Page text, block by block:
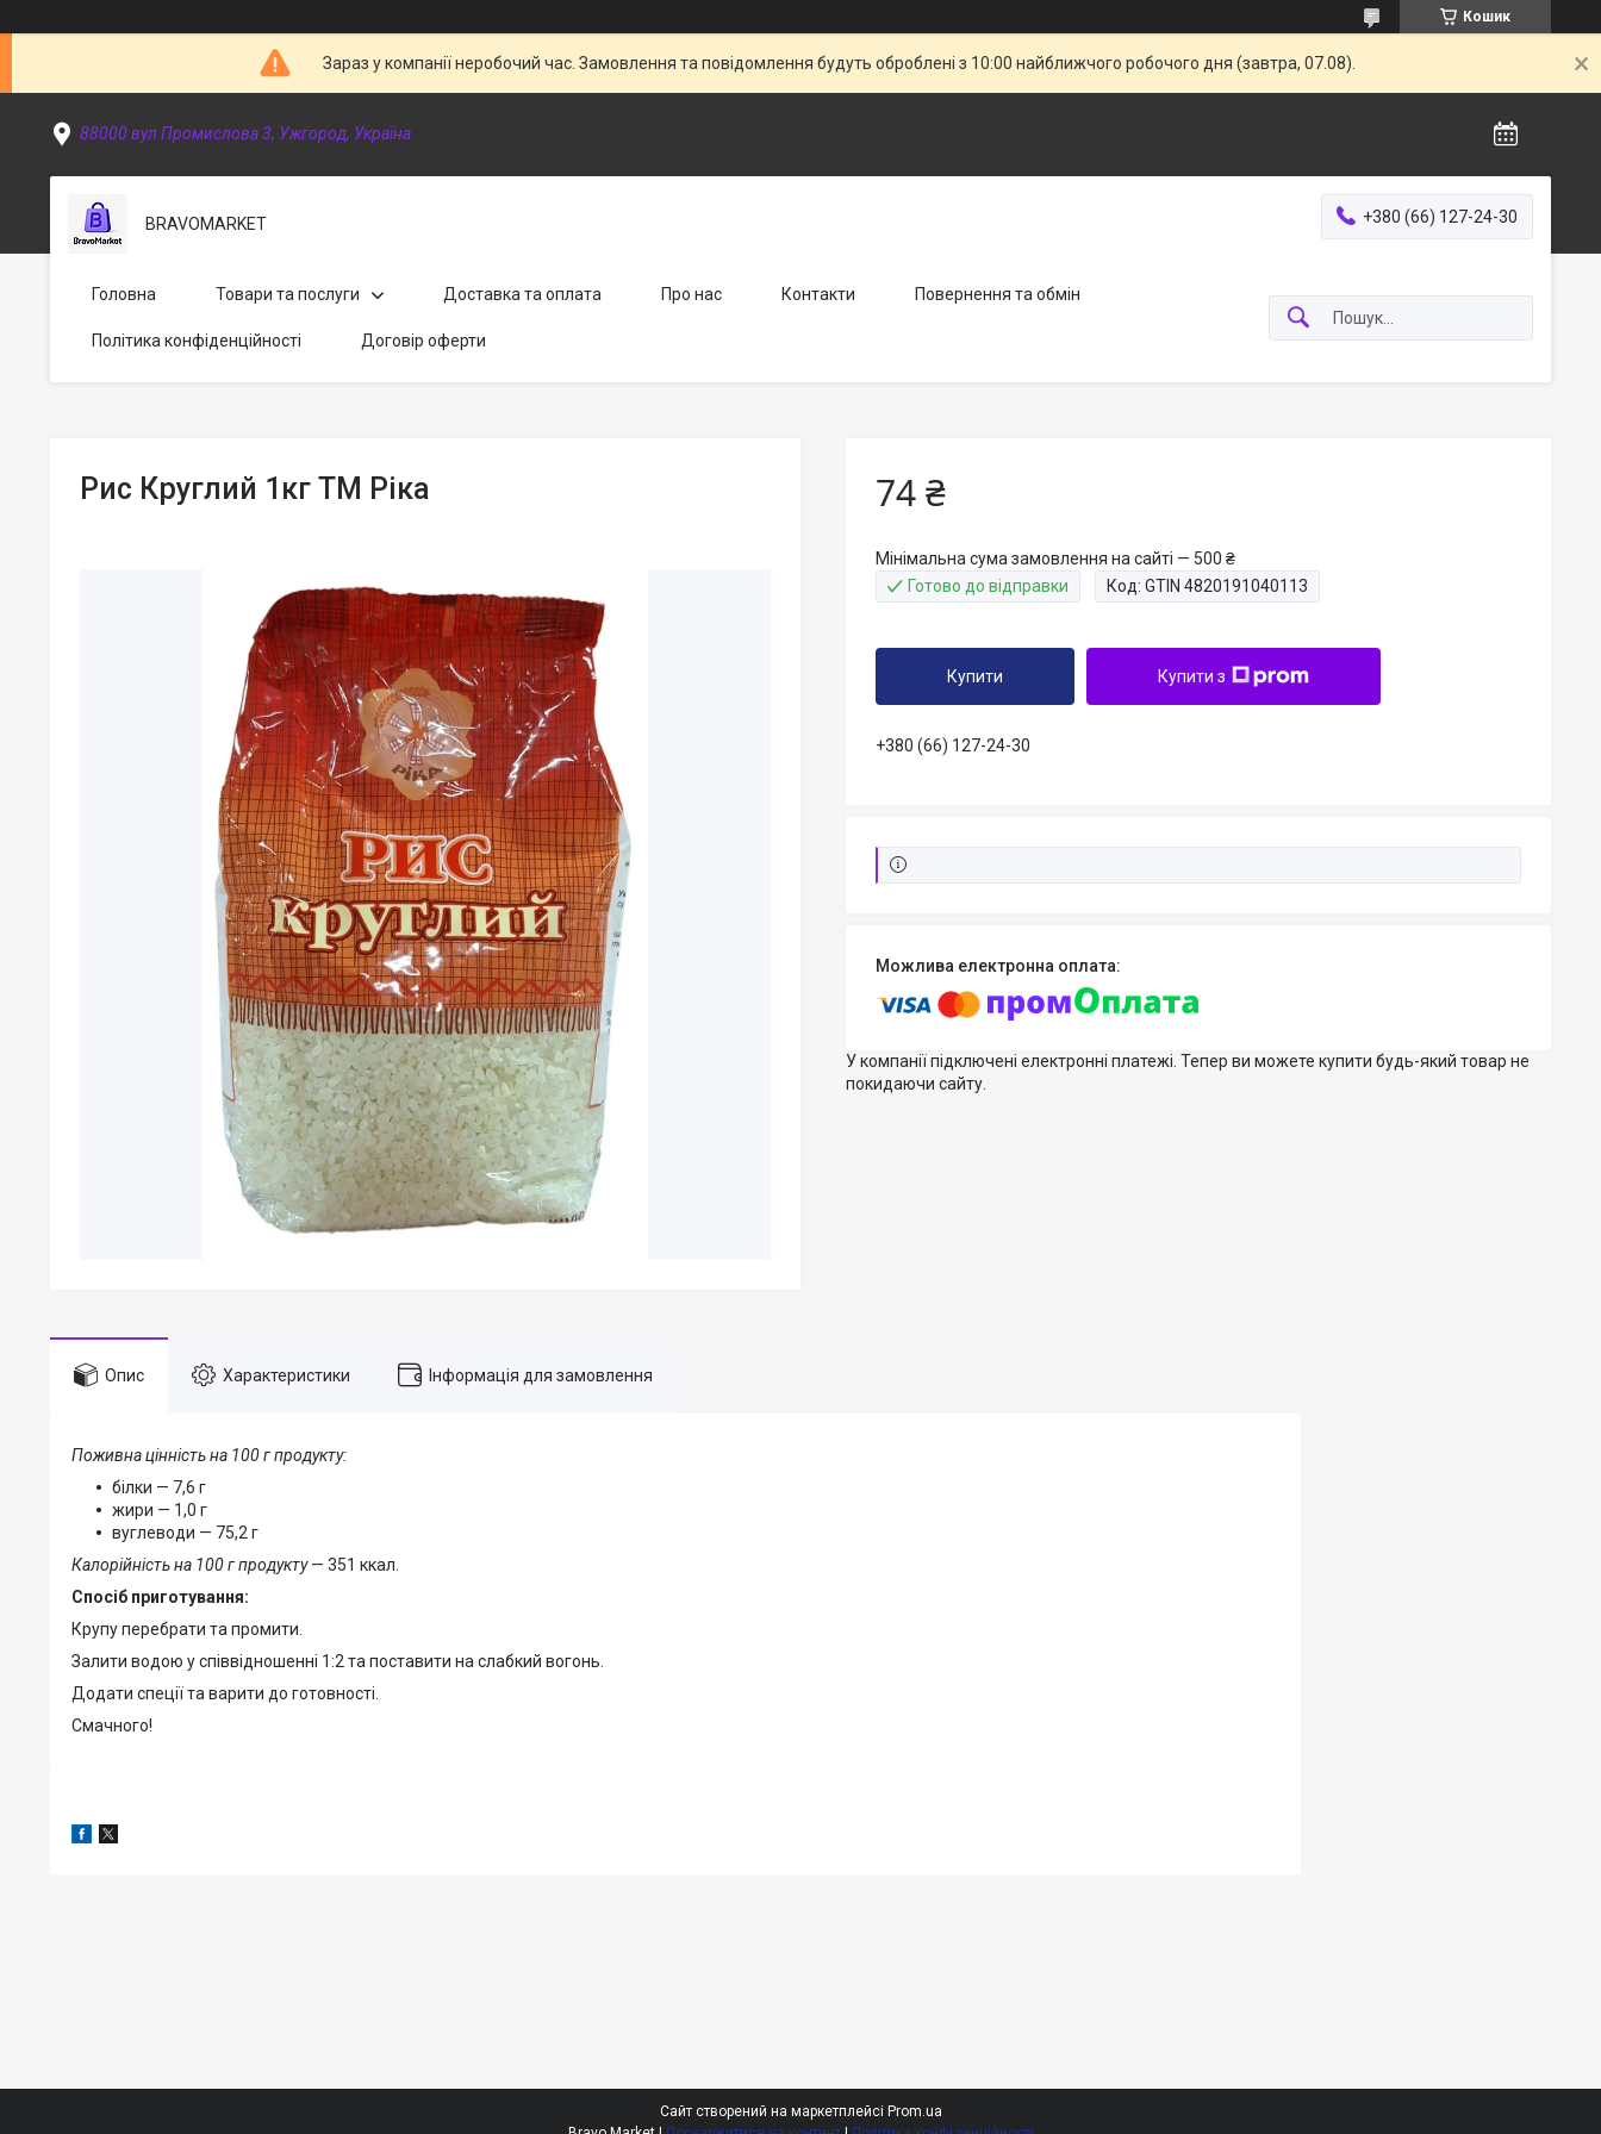
Кошик
Зараз у компанії неробочий час. Замовлення та повідомлення будуть оброблені з 10:00 найближчого робочого дня (завтра, 07.08).
88000 вул Промислова 3, Ужгород, Україна
BRAVOMARKET +380 (66) 127-24-30
Головна Товари та послуги Доставка та оплата Про нас Контакти Повернення та обмін
Політика конфіденційності Договір оферти
Рис Круглий 1кг ТМ Ріка 74 ₴
Мінімальна сума замовлення на сайті — 500 ₴
Готово до відправки
Код: GTIN 4820191040113
Купити Купити з
+380 (66) 127-24-30
У компанії підключені електронні платежі. Тепер ви можете купити будь-який товар не
покидаючи сайту.
Опис Характеристики Інформація для замовлення
Поживна цінність на 100 г продукту:
білки — 7,6 г
жири — 1,0 г
вуглеводи — 75,2 г
Калорійність на 100 г продукту— 351 ккал.
Спосіб приготування:
Крупу перебрати та промити.
Залити водою у співвідношенні 1:2 та поставити на слабкий вогонь.
Додати спеції та варити до готовності.
Смачного!
Сайт створений на маркетплейсі Prom.ua